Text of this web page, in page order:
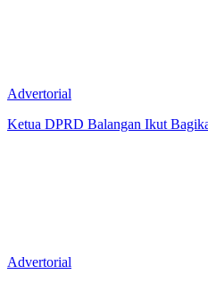
Advertorial
Ketua DPRD Balangan Ikut
Advertorial